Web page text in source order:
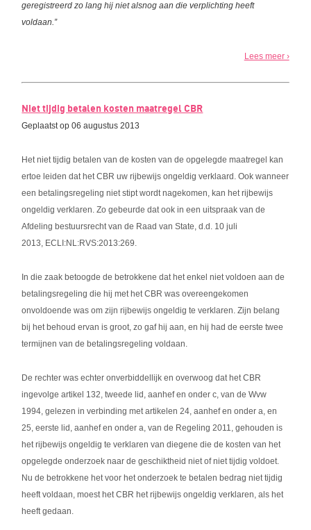
geregistreerd zo lang hij niet alsnog aan die verplichting heeft
voldaan.”
Lees meer ›
Niet tijdig betalen kosten maatregel CBR
Geplaatst op 06 augustus 2013
Het niet tijdig betalen van de kosten van de opgelegde maatregel kan
ertoe leiden dat het CBR uw rijbewijs ongeldig verklaard. Ook wanneer
een betalingsregeling niet stipt wordt nagekomen, kan het rijbewijs
ongeldig verklaren. Zo gebeurde dat ook in een uitspraak van de
Afdeling bestuursrecht van de Raad van State, d.d. 10 juli
2013, ECLI:NL:RVS:2013:269.
In die zaak betoogde de betrokkene dat het enkel niet voldoen aan de
betalingsregeling die hij met het CBR was overeengekomen
onvoldoende was om zijn rijbewijs ongeldig te verklaren. Zijn belang
bij het behoud ervan is groot, zo gaf hij aan, en hij had de eerste twee
termijnen van de betalingsregeling voldaan.
De rechter was echter onverbiddellijk en overwoog dat het CBR
ingevolge artikel 132, tweede lid, aanhef en onder c, van de Wvw
1994, gelezen in verbinding met artikelen 24, aanhef en onder a, en
25, eerste lid, aanhef en onder a, van de Regeling 2011, gehouden is
het rijbewijs ongeldig te verklaren van diegene die de kosten van het
opgelegde onderzoek naar de geschiktheid niet of niet tijdig voldoet.
Nu de betrokkene het voor het onderzoek te betalen bedrag niet tijdig
heeft voldaan, moest het CBR het rijbewijs ongeldig verklaren, als het
heeft gedaan.